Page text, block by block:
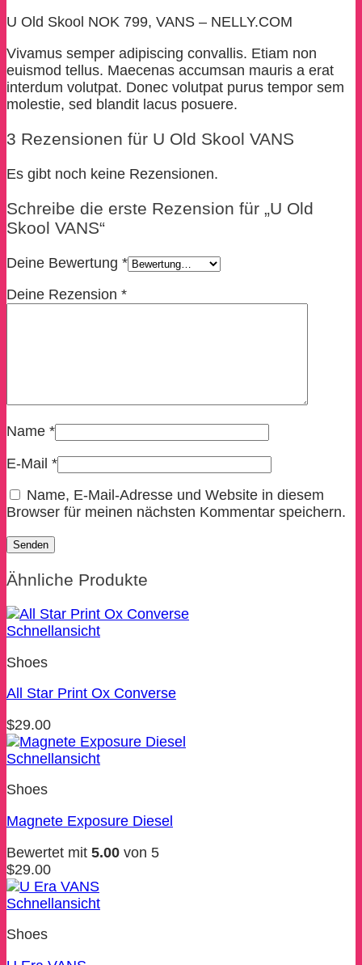
U Old Skool NOK 799, VANS – NELLY.COM
Vivamus semper adipiscing convallis. Etiam non
euismod tellus. Maecenas accumsan mauris a erat
interdum volutpat. Donec volutpat purus tempor sem
molestie, sed blandit lacus posuere.
3 Rezensionen für U Old Skool VANS
Es gibt noch keine Rezensionen.
Schreibe die erste Rezension für „U Old
Skool VANS“
Deine Bewertung *
Deine Rezension *
Name *
E-Mail *
Name, E-Mail-Adresse und Website in diesem
Browser für meinen nächsten Kommentar speichern.
Ähnliche Produkte
Schnellansicht
Shoes
All Star Print Ox Converse
$29.00
Schnellansicht
Shoes
Magnete Exposure Diesel
Bewertet mit 5.00 von 5
$29.00
Schnellansicht
Shoes